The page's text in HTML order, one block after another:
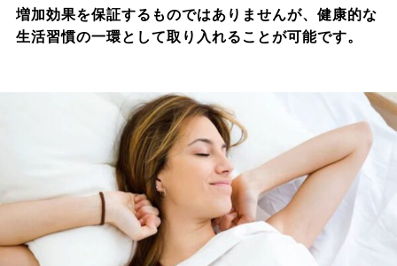
増加効果を保証するものではありませんが、健康的な
生活習慣の一環として取り入れることが可能です。